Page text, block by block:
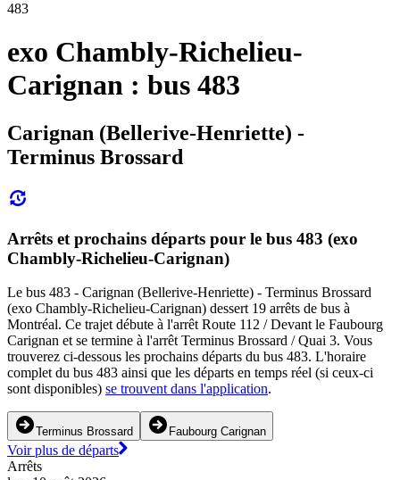
483
exo Chambly-Richelieu-
Carignan : bus 483
Carignan (Bellerive-Henriette) -
Terminus Brossard
Arrêts et prochains départs pour le bus 483 (exo
Chambly-Richelieu-Carignan)
Le bus 483 - Carignan (Bellerive-Henriette) - Terminus Brossard
(exo Chambly-Richelieu-Carignan) dessert 19 arrêts de bus à
Montréal. Ce trajet débute à l'arrêt Route 112 / Devant le Faubourg
Carignan et se termine à l'arrêt Terminus Brossard / Quai 3. Vous
trouverez ci-dessous les prochains départs du bus 483. L'horaire
complet du bus 483 ainsi que les départs en temps réel (si ceux-ci
sont disponibles) se trouvent dans l'application.
Terminus Brossard Faubourg Carignan
Voir plus de départs
Arrêts